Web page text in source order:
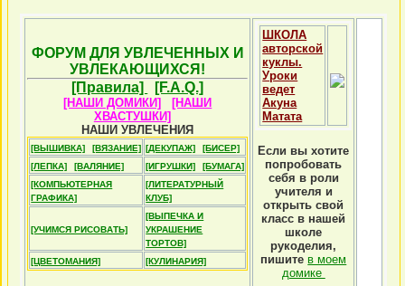
ФОРУМ ДЛЯ УВЛЕЧЕННЫХ И
УВЛЕКАЮЩИХСЯ!
[Правила]
[F.A.Q.]
[НАШИ ДОМИКИ]
[НАШИ
ХВАСТУШКИ]
НАШИ УВЛЕЧЕНИЯ
[ВЫШИВКА] [ВЯЗАНИЕ] [ДЕКУПАЖ]
[БИСЕР]
[ЛЕПКА]
[ВАЛЯНИЕ] [ИГРУШКИ]
[БУМАГА]
[КОМПЬЮТЕРНАЯ
ГРАФИКА]
[ЛИТЕРАТУРНЫЙ
КЛУБ]
[УЧИМСЯ РИСОВАТЬ]
[ВЫПЕЧКА И
УКРАШЕНИЕ
ТОРТОВ]
[ЦВЕТОМАНИЯ]
[КУЛИНАРИЯ]
ШКОЛА
авторской
куклы.
Уроки
ведет
Акуна
Матата
Если вы хотите
попробовать
себя в роли
учителя и
открыть свой
класс в нашей
школе
рукоделия,
пишите в моем
домике